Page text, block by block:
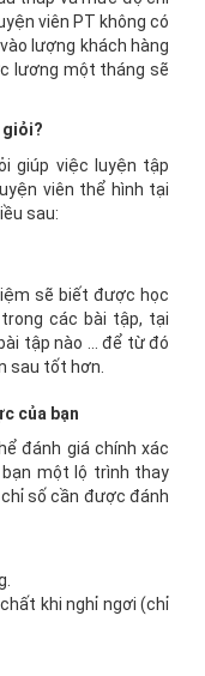
viên PT không có
lượng khách hàng
lương một tháng sẽ
giỏi?
giúp việc luyện tập
viên thể hình tại
sau:
sẽ biết được học
các bài tập, tại
tập nào … để từ đó
sau tốt hơn.
của bạn
đánh giá chính xác
một lộ trình thay
số cần được đánh
khi nghỉ ngơi (chỉ